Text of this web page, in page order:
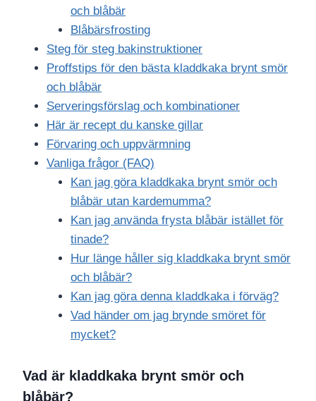
och blåbär
Blåbärsfrosting
Steg för steg bakinstruktioner
Proffstips för den bästa kladdkaka brynt smör
och blåbär
Serveringsförslag och kombinationer
Här är recept du kanske gillar
Förvaring och uppvärmning
Vanliga frågor (FAQ)
Kan jag göra kladdkaka brynt smör och
blåbär utan kardemumma?
Kan jag använda frysta blåbär istället för
tinade?
Hur länge håller sig kladdkaka brynt smör
och blåbär?
Kan jag göra denna kladdkaka i förväg?
Vad händer om jag brynde smöret för
mycket?
Vad är kladdkaka brynt smör och
blåbär?